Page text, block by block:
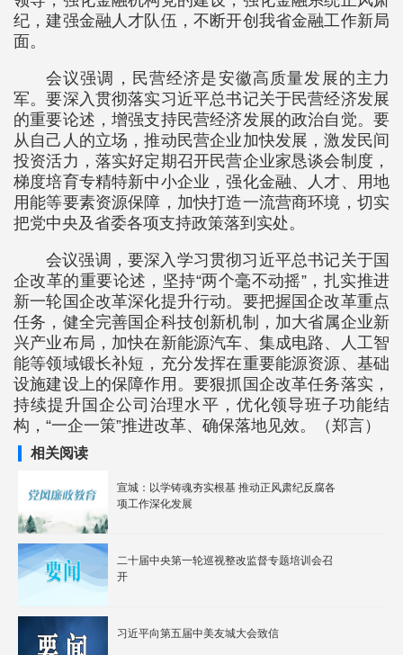
纪，建强金融人才队伍，不断开创我省金融工作新局
面。
会议强调，民营经济是安徽高质量发展的主力
军。要深入贯彻落实习近平总书记关于民营经济发展
的重要论述，增强支持民营经济发展的政治自觉。要
从自己人的立场，推动民营企业加快发展，激发民间
投资活力，落实好定期召开民营企业家恳谈会制度，
梯度培育专精特新中小企业，强化金融、人才、用地
用能等要素资源保障，加快打造一流营商环境，切实
把党中央及省委各项支持政策落到实处。
会议强调，要深入学习贯彻习近平总书记关于国
企改革的重要论述，坚持“两个毫不动摇”，扎实推进
新一轮国企改革深化提升行动。要把握国企改革重点
任务，健全完善国企科技创新机制，加大省属企业新
兴产业布局，加快在新能源汽车、集成电路、人工智
能等领域锻长补短，充分发挥在重要能源资源、基础
设施建设上的保障作用。要狠抓国企改革任务落实，
持续提升国企公司治理水平，优化领导班子功能结
构，“一企一策”推进改革、确保落地见效。（郑言）
相关阅读
宣城：以学铸魂夯实根基 推动正风肃纪反腐各
项工作深化发展
二十届中央第一轮巡视整改监督专题培训会召
开
习近平向第五届中美友城大会致信